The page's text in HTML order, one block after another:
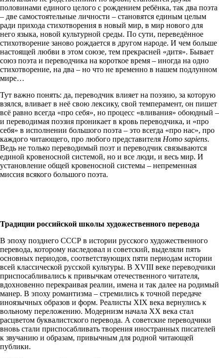
половинами единого целого с рождением ребёнка, так два поэта
– две самостоятельные личности – становятся единым целым
ради прихода стихотворения в новый мир, в мир нового для
него языка, новой культурной среды. По сути, переведённое
стихотворение заново рождается в другом народе. И чем больше
настоящей любви в этом союзе, тем прекрасней «дитя». Бывает
союз поэта и переводчика на короткое время – иногда на одно
стихотворение, на два – но что не временно в нашем подлунном
мире…
Тут важно понять: да, переводчик влияет на поэзию, за которую
взялся, вливает в неё свою лексику, свой темперамент, он пишет
всё равно всегда «про себя», но процесс «вливания» обоюдный –
и переводимая поэзия проникает в кровь переводчика, и «про
себя» в исполнении большого поэта – это всегда «про нас», про
каждого читающего, про любого представителя Homo sapiens.
Ведь не только переводимый поэт и переводчик связываются
единой кровеносной системой, но и все люди, и весь мир. И
установление общей кровеносной системы – непременная
миссия всякого большого поэта.
Традиции российской школы художественного перевода
В эпоху позднего СССР в истории русского художественного
перевода, которому наследовал и советский, выделяли пять
основных периодов, соответствующих пяти периодам истории
всей классической русской культуры. В XVIII веке переводчики
приспосабливались к привычкам отечественного читателя,
вдохновенно перекраивая реалии, имена и так далее на родимый
манер. В эпоху романтизма – стремились к точной передаче
иноязычных образов и форм. Реалисты XIX века вернулись к
вольному переложению. Модернизм начала ХХ века стал
расцветом буквалистского перевода. А советские переводчики
вновь стали приспосабливать творения иностранных писателей
к звучанию и образам, привычным для родной читающей
публики.